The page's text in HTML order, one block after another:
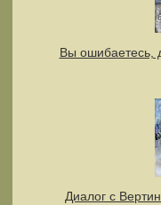
Вы ошибаетесь,
Диалог с